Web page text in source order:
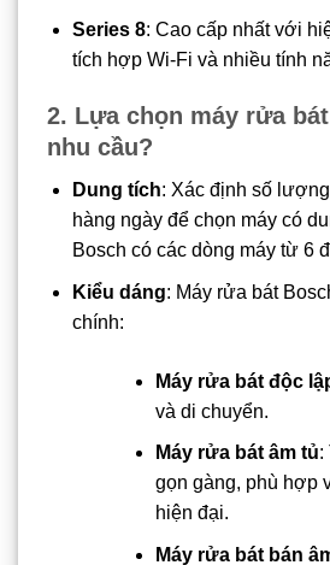
Series 8: Cao cấp nhất với
tích hợp Wi-Fi và nhiều tính
2. Lựa chọn máy rửa
nhu cầu?
Dung tích: Xác định số
hàng ngày để chọn máy có
Bosch có các dòng máy từ 6
Kiểu dáng: Máy rửa bát
chính:
Máy rửa bát độc
và di chuyển.
Máy rửa bát âm tủ:
gọn gàng, phù hợp
hiện đại.
Máy rửa bát bán